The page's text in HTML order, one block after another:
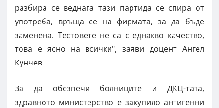
разбира се веднага тази партида се спира от
употреба, връща се на фирмата, за да бъде
заменена. Тестовете не са с еднакво качество,
това е ясно на всички", заяви доцент Ангел
Кунчев.
За да обезпечи болниците и ДКЦ-тата,
здравното министерство е закупило антигенни